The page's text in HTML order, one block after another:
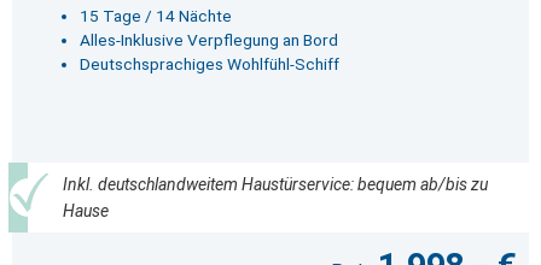
15 Tage / 14 Nächte
Alles-Inklusive Verpflegung an Bord
Deutschsprachiges Wohlfühl-Schiff
Inkl. deutschlandweitem Haustürservice: bequem ab/bis zu
Hause